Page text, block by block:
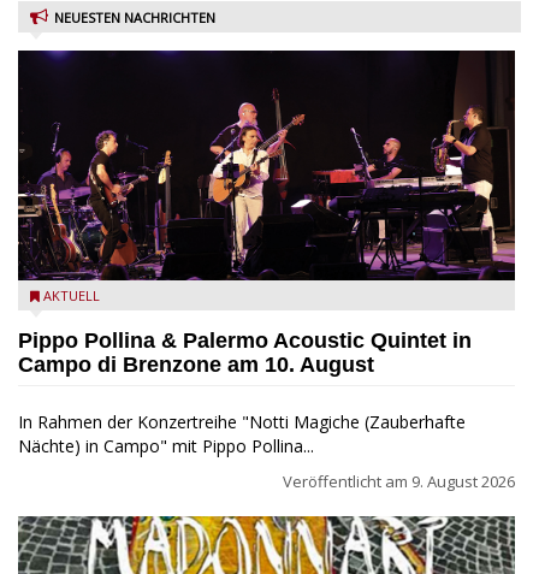
NEUESTEN NACHRICHTEN
Pippo Pollina im Konzert mit dem Palermo Acoustic Quintet
AKTUELL
Pippo Pollina & Palermo Acoustic Quintet in
Campo di Brenzone am 10. August
In Rahmen der Konzertreihe "Notti Magiche (Zauberhafte
Nächte) in Campo" mit Pippo Pollina...
Veröffentlicht am 9. August 2026